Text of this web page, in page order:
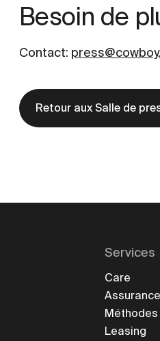
Besoin de
Contact:
Retour aux Salle de
Services
Care
Leasing